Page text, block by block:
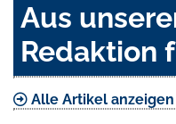
Aus
Redaktion
Alle Artikel